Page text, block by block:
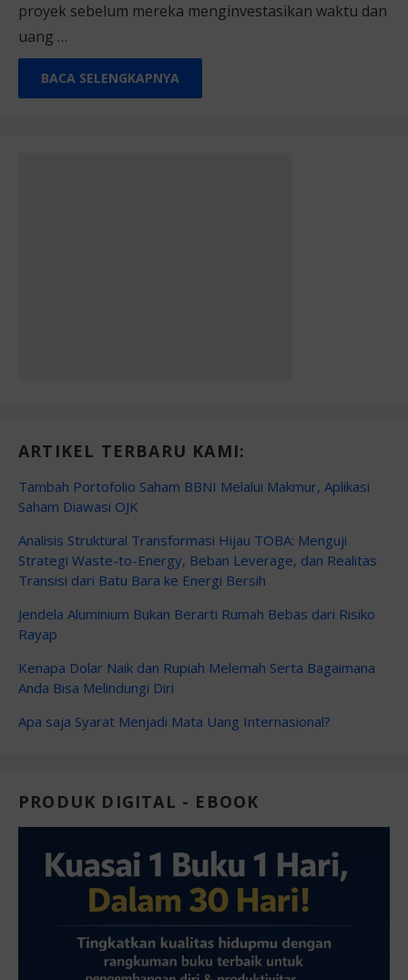
proyek sebelum mereka menginvestasikan waktu dan
uang …
BACA SELENGKAPNYA
ARTIKEL TERBARU KAMI:
Tambah Portofolio Saham BBNI Melalui Makmur, Aplikasi
Saham Diawasi OJK
Analisis Struktural Transformasi Hijau TOBA: Menguji
Strategi Waste-to-Energy, Beban Leverage, dan Realitas
Transisi dari Batu Bara ke Energi Bersih
Jendela Aluminium Bukan Berarti Rumah Bebas dari Risiko
Rayap
Kenapa Dolar Naik dan Rupiah Melemah Serta Bagaimana
Anda Bisa Melindungi Diri
Apa saja Syarat Menjadi Mata Uang Internasional?
PRODUK DIGITAL - EBOOK